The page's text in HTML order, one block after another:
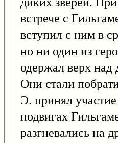
встрече с
вступил с ним в
но ни один из
одержал верх над
Они стали
Э. принял
подвигах
разгневались на